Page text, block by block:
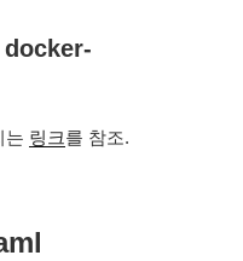
는 링크를 참조.